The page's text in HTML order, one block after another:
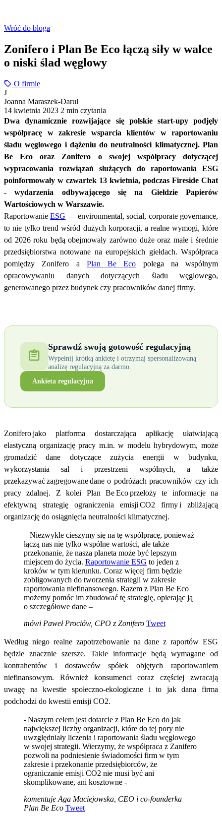
Wróć do bloga
Zonifero i Plan Be Eco łączą siły w walce
o niski ślad węglowy
O firmie
J
Joanna Maraszek-Darul
14 kwietnia 2023 2 min czytania
Dwa dynamicznie rozwijające się polskie start-upypodjęły
współpracę w zakresie wsparcia klientów w raportowaniu
śladu węglowego i dążeniu do neutralności klimatycznej. Plan
BeEco oraz Zonifero o swojej współpracy dotyczącej
wypracowania rozwiązań służących do raportowania ESG
poinformowały w czwartek 13 kwietnia, podczas Fireside Chat
- wydarzenia odbywającego się na Giełdzie Papierów
Wartościowych w Warszawie.
RaportowanieESG — environmental, social, corporate governance,
to nie tylko trend wśród dużych korporacji, a realne wymogi, które
od 2026 roku będą obejmowały zarówno duże oraz małe i średnie
przedsiębiorstwa notowane na europejskich giełdach. Współpraca
pomiędzy Zonifero a Plan Be Eco polega na wspólnym
opracowywaniu danych dotyczących śladu węglowego,
generowanego przez budynek czy pracowników danej firmy.
Sprawdź swoją gotowość regulacyjną
Wypełnij krótką ankietę i otrzymaj spersonalizowaną
analizę regulacyjną za darmo.
Ankieta regulacyjna
Zonifero jako platforma dostarczająca aplikację ułatwiającą
elastyczną organizację pracy m.in. w modelu hybrydowym, może
gromadzić dane dotyczące zużycia energii w budynku,
wykorzystania sal i przestrzeni wspólnych, a także
przekazywać zagregowane dane o podróżach pracowników czy ich
pracy zdalnej. Z kolei Plan Be Eco przełoży te informacje na
efektywną strategię ograniczenia emisji CO2 firmy i zbliżającą
organizację do osiągnięcia neutralności klimatycznej.
– Niezwykle cieszymy się na tę współpracę, ponieważ
łączą nas nie tylko wspólne wartości, ale także
przekonanie, że nasza planeta może być lepszym
miejscem do życia. Raportowanie ESG to jeden z
kroków w tym kierunku. Coraz więcej firm będzie
zobligowanych do tworzenia strategii w zakresie
raportowania niefinansowego. Razem z Plan Be Eco
możemy pomóc im zbudować tę strategię, opierając ją
o szczegółowe dane –
mówi Paweł Prociów, CPO z Zonifero Tweet
Według niego realne zapotrzebowanie na dane z raportów ESG
będzie znacznie szersze. Takie informacje będą wymagane od
kontrahentów i dostawców spółek objętych raportowaniem
niefinansowym. Również konsumenci coraz częściej zwracają
uwagę na kwestie społeczno-ekologiczne i to jak dana firma
podchodzi do kwestii emisji CO2.
- Naszym celem jest dotarcie z Plan Be Eco do jak
największej liczby organizacji, które do tej pory nie
uwzględniały liczenia i raportowania śladu węglowego
w swojej strategii. Wierzymy, że współpraca z Zanifero
pozwoli na podniesienie świadomości firm w tym
zakresie i przekonanie przedsiębiorców, że
ograniczanie emisji CO2 nie musi być ani
skomplikowane, ani kosztowne -
komentuje Aga Maciejowska, CEO i co-founderka
Plan Be Eco Tweet